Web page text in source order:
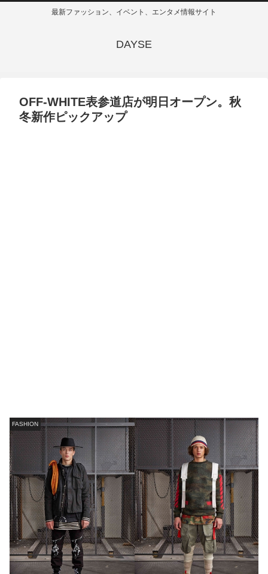
最新ファッション、イベント、エンタメ情報サイト
DAYSE
OFF-WHITE表参道店が明日オープン。秋
冬新作ピックアップ
FASHION